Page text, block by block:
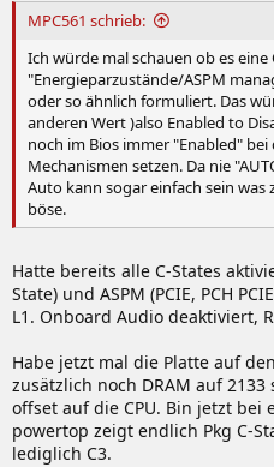
MPC561 schrieb:
Ich würde mal schauen ob es
"Energieparzustände/ASPM
oder so ähnlich formuliert. Das
anderen Wert )also Enabled to
noch im Bios immer "Enabled" bei
Mechanismen setzen. Da nie
Auto kann sogar einfach sein
böse.
Hatte bereits alle C-States
State) und ASPM (PCIE, PCH
L1. Onboard Audio deaktiviert,
Habe jetzt mal die Platte auf
zusätzlich noch DRAM auf
offset auf die CPU. Bin jetzt bei
powertop zeigt endlich Pkg C-
lediglich C3.